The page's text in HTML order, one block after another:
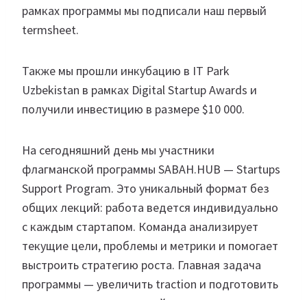
рамках программы мы подписали наш первый
termsheet.
Также мы прошли инкубацию в IT Park
Uzbekistan в рамках Digital Startup Awards и
получили инвестицию в размере $10 000.
На сегодняшний день мы участники
флагманской программы SABAH.HUB — Startups
Support Program. Это уникальный формат без
общих лекций: работа ведется индивидуально
с каждым стартапом. Команда анализирует
текущие цели, проблемы и метрики и помогает
выстроить стратегию роста. Главная задача
программы — увеличить traction и подготовить